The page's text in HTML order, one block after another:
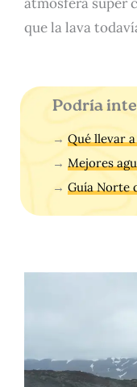
que la lava
Podría
→ Qué llevar
→ Mejores
→ Guía Norte